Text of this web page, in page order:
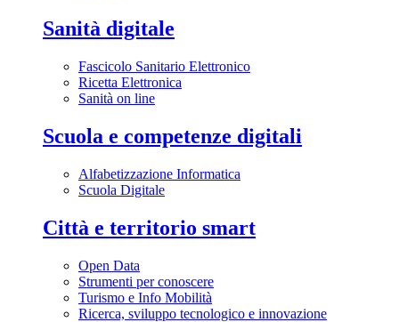
Sanità digitale
Fascicolo Sanitario Elettronico
Ricetta Elettronica
Sanità on line
Scuola e competenze digitali
Alfabetizzazione Informatica
Scuola Digitale
Città e territorio smart
Open Data
Strumenti per conoscere
Turismo e Info Mobilità
Ricerca, sviluppo tecnologico e innovazione